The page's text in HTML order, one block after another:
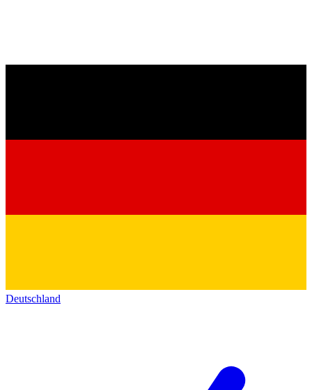
Deutschland